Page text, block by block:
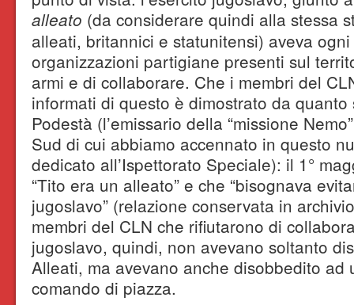
alleato (da considerare quindi alla stessa
alleati, britannici e statunitensi) aveva
organizzazioni partigiane presenti sul
armi e di collaborare. Che i membri del
informati di questo è dimostrato da
Podestà (l’emissario della “missione
Sud di cui abbiamo accennato in questo
dedicato all’Ispettorato Speciale): il 1°
“Tito era un alleato” e che “bisognava
jugoslavo” (relazione conservata in
membri del CLN che rifiutarono di
jugoslavo, quindi, non avevano soltanto
Alleati, ma avevano anche disobbedito ad
comando di piazza.